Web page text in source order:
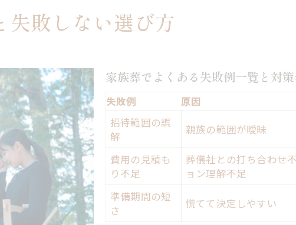
親族範囲で迷わない家族葬の安心ガイド
親族範囲別の家族葬招待例早見表
家族葬 失敗しない親族への連絡方法
親族の範囲が曖昧な場合の注意点
家族葬に呼ぶべき親族の選び方とは
失敗を防ぐための家族葬質問集
家族葬 失敗を避ける質問と回答まとめ表
家族葬でよくある疑問の解決ポイント
実際の家族葬で多い質問とその対策
家族葬 失敗経験者が語るQ&A集
失敗しない選び方
家族葬でよくある失敗例一覧と対
失敗例 原因
招待範囲の誤
解
親族の範囲が曖昧
費用の見積も
り不足
葬儀社との打ち合わせ
ョン理解不足
準備期間の短
さ
慌てて決定しやすい